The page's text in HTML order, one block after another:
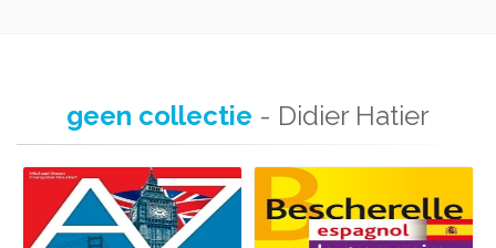
geen collectie - Didier Hatier